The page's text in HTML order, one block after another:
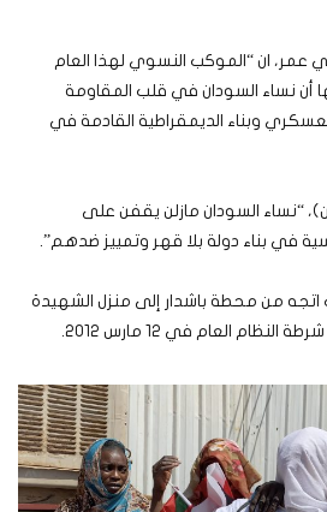
عمر، ان “الموكب النسوي لهذا العام
أن نساء السودان في قلب المقاومة
وبناء الديمقراطية القادمة في
“نساء السودان مازلن يقفن على
في بناء دولة بلا قهر وتمييز ضدهم”.
اتجه من محطة باشدار إلى منزل الشهيدة
العام في 12 مارس 2012.